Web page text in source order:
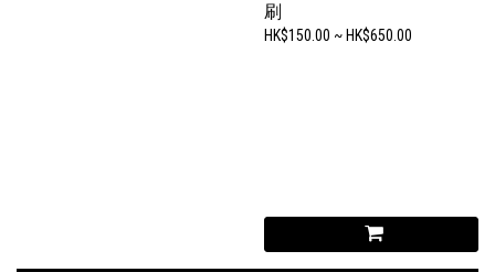
刷
HK$150.00 ~ HK$650.00